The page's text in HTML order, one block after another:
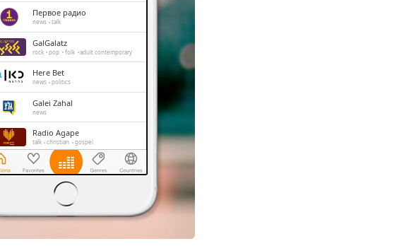
Первое радио
news talk
GalGalatz
rock pop folk adult contemporary
Here Bet
news politics
Galei Zahal
news
Radio Agape
talk christian gospel
Toker FM
folk jewish
Radio Lelo Hafsaka
news folk